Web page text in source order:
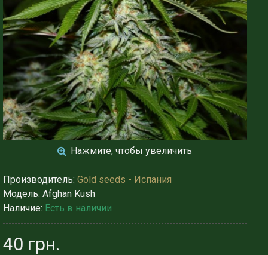
Нажмите, чтобы увеличить
Производитель: Gold seeds - Испания
Модель: Afghan Kush
Наличие: Есть в наличии
40 грн.